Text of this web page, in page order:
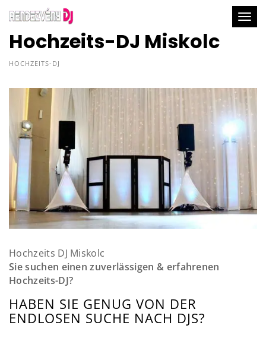
Hochzeits-DJ Miskolc
HOCHZEITS-DJ
Hochzeits DJ Miskolc
Sie suchen einen zuverlässigen & erfahrenen
Hochzeits-DJ?
HABEN SIE GENUG VON DER
ENDLOSEN SUCHE NACH DJS?